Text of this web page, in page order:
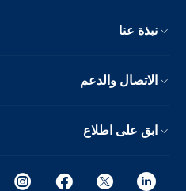
نبذة عنا
الاتصال والدعم
ابق على اطلاع